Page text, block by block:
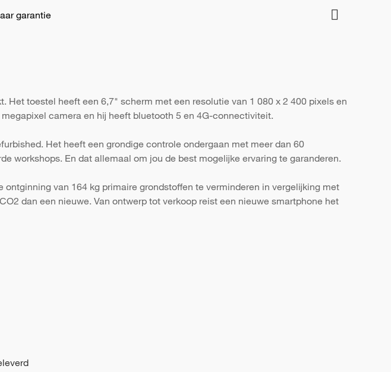
garantie
Het toestel heeft een 6,7" scherm met een resolutie van 1 080 x 2 400 pixels en
camera en hij heeft bluetooth 5 en 4G-connectiviteit.
Het heeft een grondige controle ondergaan met meer dan 60
workshops. En dat allemaal om jou de best mogelijke ervaring te garanderen.
van 164 kg primaire grondstoffen te verminderen in vergelijking met
dan een nieuwe. Van ontwerp tot verkoop reist een nieuwe smartphone het